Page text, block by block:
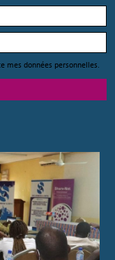
mes données personnelles.